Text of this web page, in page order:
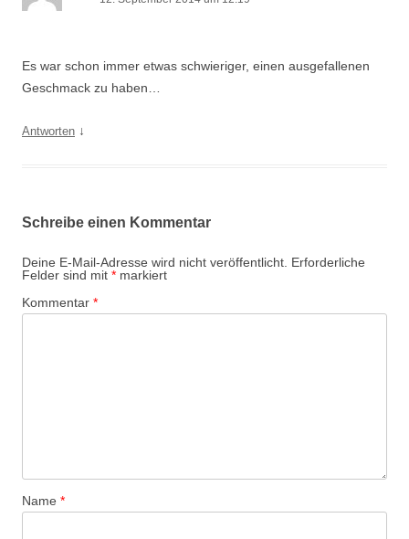
Es war schon immer etwas schwieriger, einen ausgefallenen
Geschmack zu haben…
Antworten ↓
Schreibe einen Kommentar
Deine E-Mail-Adresse wird nicht veröffentlicht. Erforderliche
Felder sind mit * markiert
Kommentar *
Name *